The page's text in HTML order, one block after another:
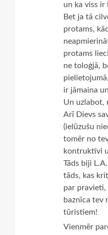
un ka viss ir
Bet ja tā
protams,
protams
ne toloģjā,
ir jāmaina
Un uzlabot,
Arī Dievs
(ielūzušu
tomēr no
kontruktīvi
Tāds biji
tāds, kas
par pravieti,
baznīca tev
tūristiem!
Vienmēr